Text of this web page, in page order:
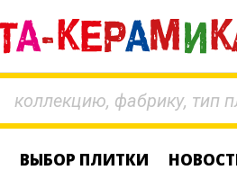
ВЫБОР ПЛИТКИ